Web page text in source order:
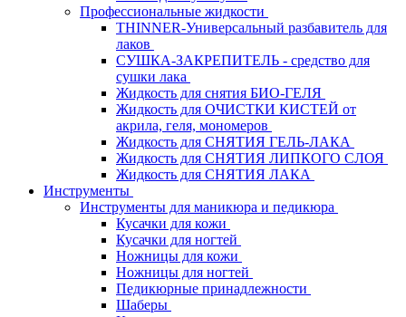
Профессиональные жидкости
THINNER-Универсальный разбавитель для
лаков
СУШКА-ЗАКРЕПИТЕЛЬ - средство для
сушки лака
Жидкость для снятия БИО-ГЕЛЯ
Жидкость для ОЧИСТКИ КИСТЕЙ от
акрила, геля, мономеров
Жидкость для СНЯТИЯ ГЕЛЬ-ЛАКА
Жидкость для СНЯТИЯ ЛИПКОГО СЛОЯ
Жидкость для СНЯТИЯ ЛАКА
Инструменты
Инструменты для маникюра и педикюра
Кусачки для кожи
Кусачки для ногтей
Ножницы для кожи
Ножницы для ногтей
Педикюрные принадлежности
Шаберы